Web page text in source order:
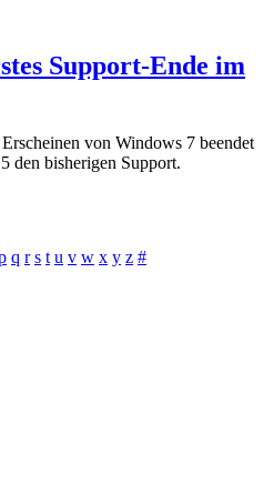
Support-Ende im
von Windows 7 beendet
den bisherigen Support.
q r s t u v w x y z #